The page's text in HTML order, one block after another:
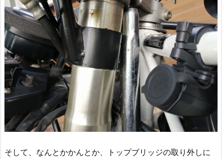
そして、なんとかかんとか、トップブリッジの取り外しに